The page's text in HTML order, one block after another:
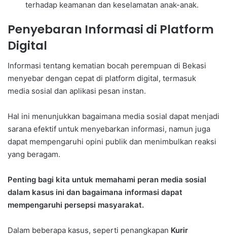
terhadap keamanan dan keselamatan anak-anak.
Penyebaran Informasi di Platform
Digital
Informasi tentang kematian bocah perempuan di Bekasi
menyebar dengan cepat di platform digital, termasuk
media sosial dan aplikasi pesan instan.
Hal ini menunjukkan bagaimana media sosial dapat menjadi
sarana efektif untuk menyebarkan informasi, namun juga
dapat mempengaruhi opini publik dan menimbulkan reaksi
yang beragam.
Penting bagi kita untuk memahami peran media sosial
dalam kasus ini dan bagaimana informasi dapat
mempengaruhi persepsi masyarakat.
Dalam beberapa kasus, seperti penangkapan Kurir